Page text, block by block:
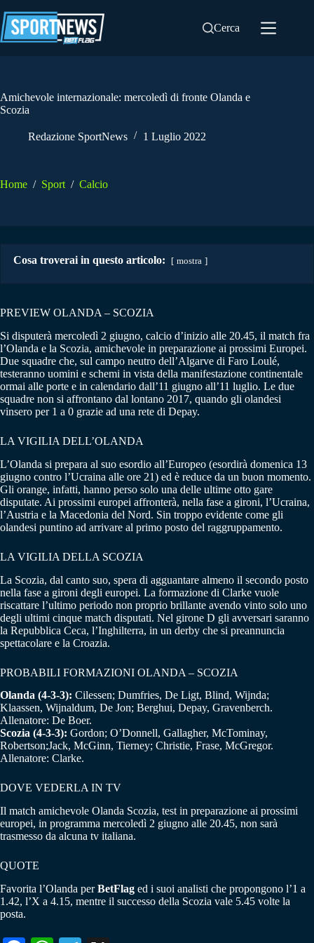
al
contenuto
Cerca
Amichevole internazionale: mercoledì di fronte Olanda e
Scozia
Redazione SportNews 1 Luglio 2022
Home / Sport / Calcio
Cosa troverai in questo articolo: mostra
PREVIEW OLANDA – SCOZIA
Si disputerà mercoledì 2 giugno, calcio d’inizio alle 20.45, il match fra
l’Olanda e la Scozia, amichevole in preparazione ai prossimi Europei.
Due squadre che, sul campo neutro dell’Algarve di Faro Loulé,
testeranno uomini e schemi in vista della manifestazione continentale
ormai alle porte e in calendario dall’11 giugno all’11 luglio. Le due
squadre non si affrontano dal lontano 2017, quando gli olandesi
vinsero per 1 a 0 grazie ad una rete di Depay.
LA VIGILIA DELL’OLANDA
L’Olanda si prepara al suo esordio all’Europeo (esordirà domenica 13
giugno contro l’Ucraina alle ore 21) ed è reduce da un buon momento.
Gli orange, infatti, hanno perso solo una delle ultime otto gare
disputate. Ai prossimi europei affronterà, nella fase a gironi, l’Ucraina,
l’Austria e la Macedonia del Nord. Sin troppo evidente come gli
olandesi puntino ad arrivare al primo posto del raggruppamento.
LA VIGILIA DELLA SCOZIA
La Scozia, dal canto suo, spera di agguantare almeno il secondo posto
nella fase a gironi degli europei. La formazione di Clarke vuole
riscattare l’ultimo periodo non proprio brillante avendo vinto solo uno
degli ultimi cinque match disputati. Nel girone D gli avversari saranno
la Repubblica Ceca, l’Inghilterra, in un derby che si preannuncia
spettacolare e la Croazia.
PROBABILI FORMAZIONI OLANDA – SCOZIA
Olanda (4-3-3): Cilessen; Dumfries, De Ligt, Blind, Wijnda;
Klaassen, Wijnaldum, De Jon; Berghui, Depay, Gravenberch.
Allenatore: De Boer.
Scozia (4-3-3): Gordon; O’Donnell, Gallagher, McTominay,
Robertson;Jack, McGinn, Tierney; Christie, Frase, McGregor.
Allenatore: Clarke.
DOVE VEDERLA IN TV
Il match amichevole Olanda Scozia, test in preparazione ai prossimi
europei, in programma mercoledì 2 giugno alle 20.45, non sarà
trasmesso da alcuna tv italiana.
QUOTE
Favorita l’Olanda perBetFlag ed i suoi analisti che propongono l’1 a
1.42, l’X a 4.15, mentre il successo della Scozia vale 5.45 volte la
posta.